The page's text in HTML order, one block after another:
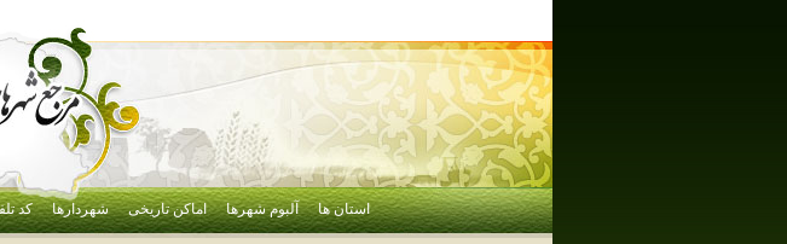
استان ها آلبوم شهرها اماکن تاریخی شهردارها کد